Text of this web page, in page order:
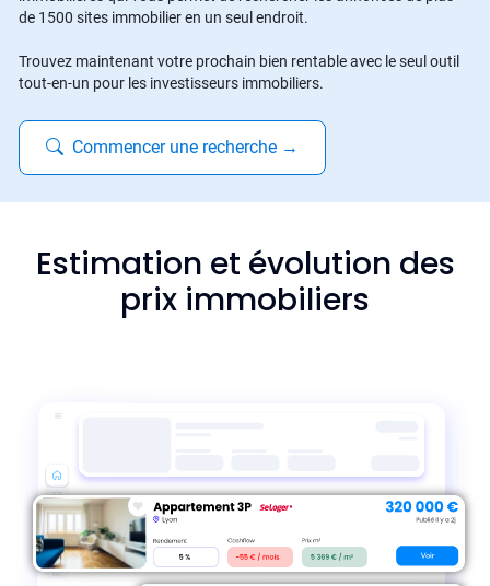
de 1500 sites immobilier en un seul endroit.
Trouvez maintenant votre prochain bien rentable avec le seul outil
tout-en-un pour les investisseurs immobiliers.
Commencer une recherche →
Estimation et évolution des
prix immobiliers